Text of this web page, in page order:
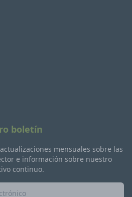
boletín
mensuales sobre las
e información sobre nuestro
continuo.